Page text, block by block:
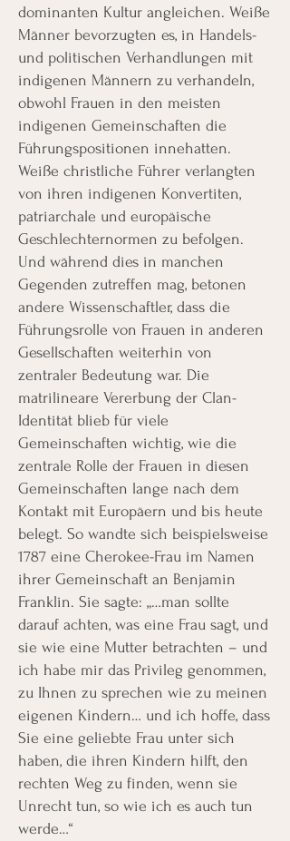
dominanten Kultur angleichen. Weiße
Männer bevorzugten es, in Handels-
und politischen Verhandlungen mit
indigenen Männern zu verhandeln,
obwohl Frauen in den meisten
indigenen Gemeinschaften die
Führungspositionen innehatten.
Weiße christliche Führer verlangten
von ihren indigenen Konvertiten,
patriarchale und europäische
Geschlechternormen zu befolgen.
Und während dies in manchen
Gegenden zutreffen mag, betonen
andere Wissenschaftler, dass die
Führungsrolle von Frauen in anderen
Gesellschaften weiterhin von
zentraler Bedeutung war. Die
matrilineare Vererbung der Clan-
Identität blieb für viele
Gemeinschaften wichtig, wie die
zentrale Rolle der Frauen in diesen
Gemeinschaften lange nach dem
Kontakt mit Europäern und bis heute
belegt. So wandte sich beispielsweise
1787 eine Cherokee-Frau im Namen
ihrer Gemeinschaft an Benjamin
Franklin. Sie sagte: „…man sollte
darauf achten, was eine Frau sagt, und
sie wie eine Mutter betrachten – und
ich habe mir das Privileg genommen,
zu Ihnen zu sprechen wie zu meinen
eigenen Kindern… und ich hoffe, dass
Sie eine geliebte Frau unter sich
haben, die ihren Kindern hilft, den
rechten Weg zu finden, wenn sie
Unrecht tun, so wie ich es auch tun
werde…“